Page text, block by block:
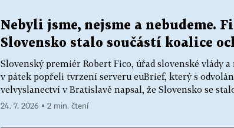
Nebyli jsme, nejsme a nebudeme.
Slovensko stalo součástí koalice
Slovenský premiér Robert Fico, úřad slovenské vlády
v pátek popřeli tvrzení serveru euBrief, který s
velvyslanectví v Bratislavě napsal, že Slovensko se
24. 7. 2026 ▪ 2 min. čtení